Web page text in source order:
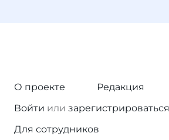
О проекте
Редакция
Войти или зарегистрироваться
Для сотрудников